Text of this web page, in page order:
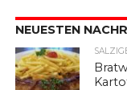
NEUESTEN